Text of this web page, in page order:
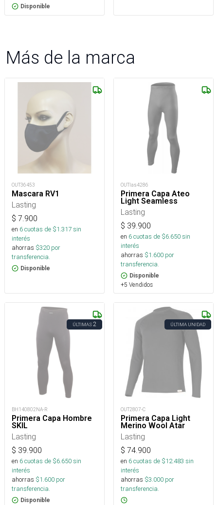
Disponible
Más de la marca
OUT36453
Mascara RV1
Lasting
$ 7.900
en 6cuotas de $1.317sin
interés
ahorras $320 por
transferencia.
Disponible
OUTlas4286
Primera Capa Ateo
Light Seamless
Lasting
$ 39.900
en 6cuotas de $6.650sin
interés
ahorras $1.600 por
transferencia.
Disponible
+5 Vendidos
ÚLTIMAS2
BH140802NA-R
Primera Capa Hombre
SKIL
Lasting
$ 39.900
en 6cuotas de $6.650sin
interés
ahorras $1.600 por
transferencia.
Disponible
ÚLTIMA UNIDAD
OUT2807-C
Primera Capa Light
Merino Wool Atar
Lasting
$ 74.900
en 6cuotas de $12.483 sin
interés
ahorras $3.000 por
transferencia.